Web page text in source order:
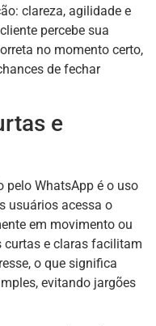
clareza, agilidade e
percebe sua
no momento certo,
de fechar
e
pelo WhatsApp é o uso
usuários acessa o
em movimento ou
e claras facilitam
o que significa
evitando jargões